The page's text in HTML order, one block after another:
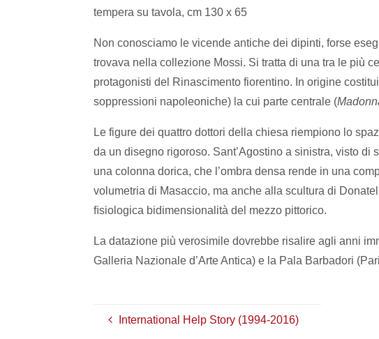
tempera su tavola, cm 130 x 65
Non conosciamo le vicende antiche dei dipinti, forse
trovava nella collezione Mossi. Si tratta di una tra le più
protagonisti del Rinascimento fiorentino. In origine
soppressioni napoleoniche) la cui parte centrale (
Le figure dei quattro dottori della chiesa riempiono lo
da un disegno rigoroso. Sant’Agostino a sinistra, visto
una colonna dorica, che l’ombra densa rende in una
volumetria di Masaccio, ma anche alla scultura di
ﬁsiologica bidimensionalità del mezzo pittorico.
La datazione più verosimile dovrebbe risalire agli anni
Galleria Nazionale d’Arte Antica) e la Pala Barbadori
International Help Story (1994-2016)